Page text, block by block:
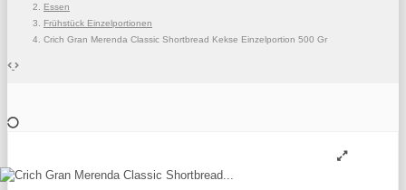
Essen
Frühstück Einzelportionen
Crich Gran Merenda Classic Shortbread Kekse Einzelportion 500 Gr